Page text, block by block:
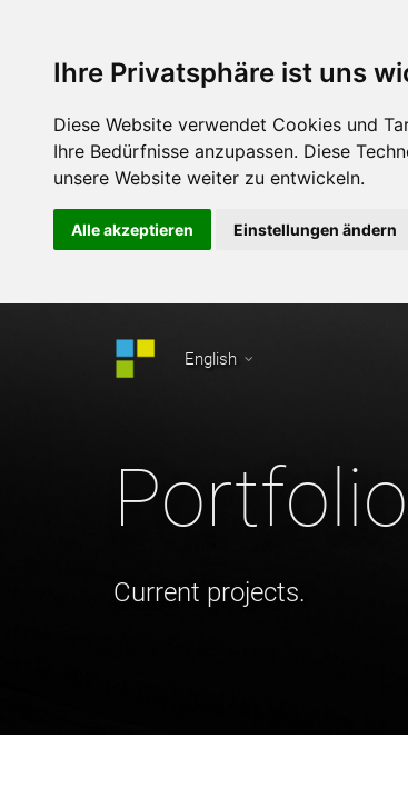
Ihre Privatsphäre ist uns
Diese Website verwendet Cookies und
Ihre Bedürfnisse anzupassen. Diese
unsere Website weiter zu entwickeln.
Alle akzeptieren Einstellungen ändern
English
Portfolio
Current projects.